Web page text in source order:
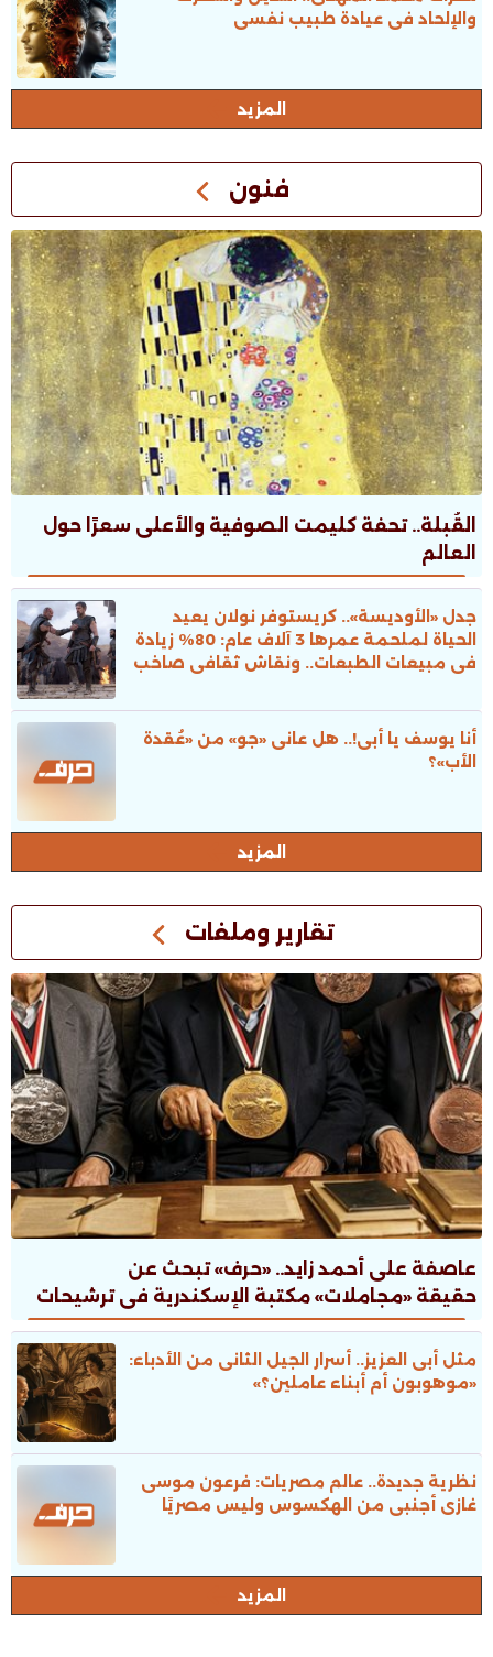
والإلحاد فى عيادة طبيب نفسى
المزيد
فنون
القُبلة.. تحفة كليمت الصوفية والأعلى سعرًا حول
العالم
جدل «الأوديسة».. كريستوفر نولان يعيد
الحياة لملحمة عمرها 3 آلاف عام: 80% زيادة
فى مبيعات الطبعات.. ونقاش ثقافى صاخب
أنا يوسف يا أبى!.. هل عانى «جو» من «عُقدة
الأب»؟
المزيد
تقارير وملفات
عاصفة على أحمد زايد.. «حرف» تبحث عن
حقيقة «مجاملات» مكتبة الإسكندرية فى ترشيحات
جوائز الدولة
مثل أبى العزيز.. أسرار الجيل الثانى من الأدباء:
«موهوبون أم أبناء عاملين؟»
نظرية جديدة.. عالم مصريات: فرعون موسى
غازى أجنبى من الهكسوس وليس مصريًا
المزيد